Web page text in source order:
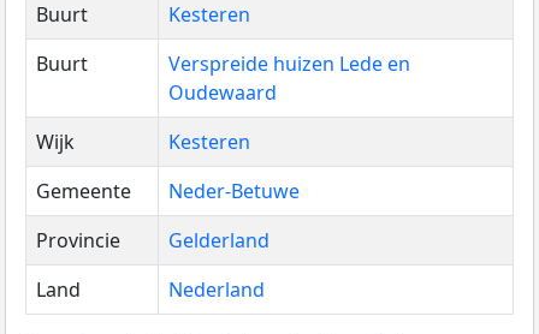
Buurt
Kesteren
Buurt
Verspreide huizen Lede en
Oudewaard
Wijk
Kesteren
Gemeente
Neder-Betuwe
Provincie
Gelderland
Land
Nederland